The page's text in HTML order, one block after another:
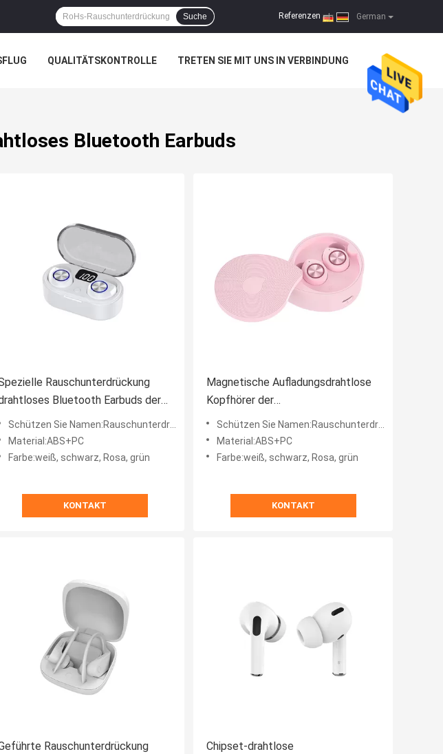
German
Referenzen |
Suche
QUALITÄTSKONTROLLE TRETEN SIE MIT UNS IN VERBINDUNG
Bluetooth Earbuds
Rauschunterdrückung
Bluetooth Earbuds der
Form-V5.0 TW70
Schützen Sie Namen:Rauschunterdrückung drahtloses Bluetooth Earbuds
Material:ABS+PC
Farbe:weiß, schwarz, Rosa, grün
KONTAKT
Magnetische Aufladungsdrahtlose
Kopfhörer der
Rauschunterdrückungs-40mAh
Schützen Sie Namen:Rauschunterdrückung drahtloses Bluetooth Earbuds
Material:ABS+PC
Farbe:weiß, schwarz, Rosa, grün
KONTAKT
Rauschunterdrückung
Chipset-drahtlose